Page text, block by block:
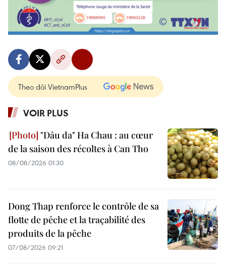
Theo dõi VietnamPlus
VOIR PLUS
"Dâu da" Ha Chau : au cœur
de la saison des récoltes à Can Tho
08/08/2026 01:30
Dong Thap renforce le contrôle de sa
flotte de pêche et la traçabilité des
produits de la pêche
07/08/2026 09:21